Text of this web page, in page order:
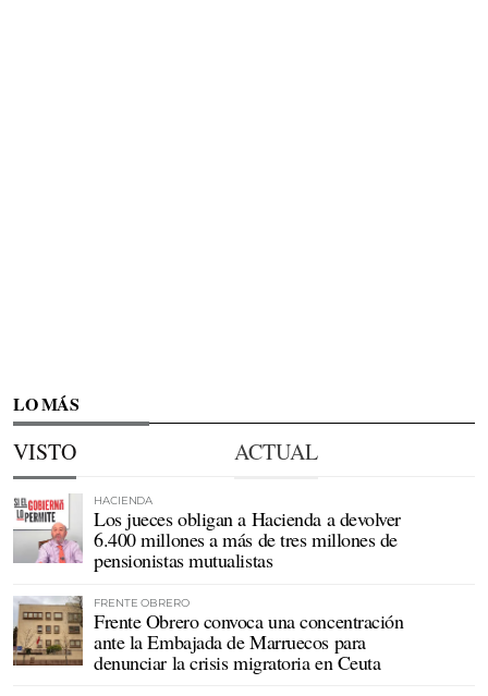
LO MÁS
VISTO ACTUAL
HACIENDA
Los jueces obligan a Hacienda a devolver
6.400 millones a más de tres millones de
pensionistas mutualistas
FRENTE OBRERO
Frente Obrero convoca una concentración
ante la Embajada de Marruecos para
denunciar la crisis migratoria en Ceuta